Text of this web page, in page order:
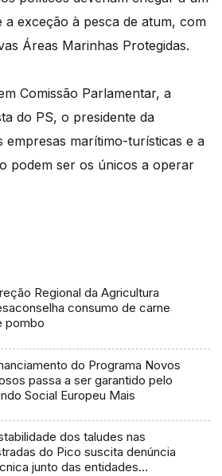
a exceção à pesca de atum, com
Áreas Marinhas Protegidas.
Comissão Parlamentar, a
do PS, o presidente da
empresas marítimo-turísticas e a
podem ser os únicos a operar
Regional da Agricultura
consumo de carne
pombo
do Programa Novos
passa a ser garantido pelo
Social Europeu Mais
dos taludes nas
do Pico suscita denúncia
junto das entidades